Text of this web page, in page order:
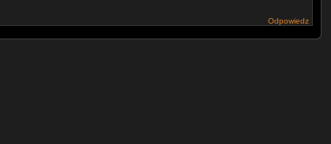
Odpowiedz